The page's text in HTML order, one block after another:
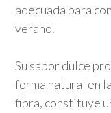
adecuada para
verano.
Su sabor dulce
forma natural en
fibra, constituye